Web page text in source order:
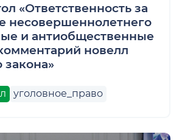
«Ответственность за
несовершеннолетнего
и антиобщественные
новелл
закона»
уголовное_право